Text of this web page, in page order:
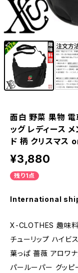
面白 野菜 果物 電
ッグ レディース
ド 柄 クリスマ
¥3,880
残り1点
International
X-CLOTHES 趣味料
チューリップ ハイ
葉っぱ 薔薇 アロワ
パールーパー グッピ